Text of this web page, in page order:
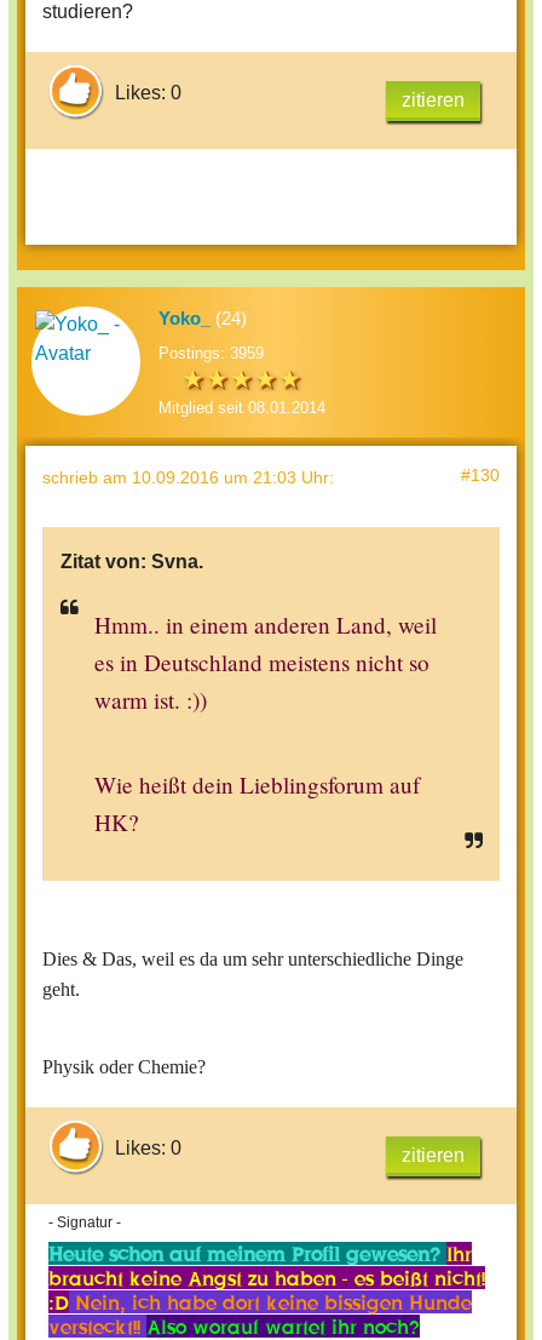
studieren?
Likes: 0 zitieren
Yoko_ (24)
Postings: 3959
Mitglied seit 08.01.2014
schrieb am 10.09.2016 um 21:03 Uhr: #130
Zitat von: Svna.
Hmm.. in einem anderen Land, weil
es in Deutschland meistens nicht so
warm ist. :))
Wie heißt dein Lieblingsforum auf
HK?
Dies & Das, weil es da um sehr unterschiedliche Dinge
geht.
Physik oder Chemie?
Likes: 0 zitieren
- Signatur -
Heute schon auf meinem Profil gewesen? Ihr
braucht keine Angst zu haben - es beißt nicht!
:D Nein, ich habe dort keine bissigen Hunde
versteckt!! Also worauf wartet ihr noch?